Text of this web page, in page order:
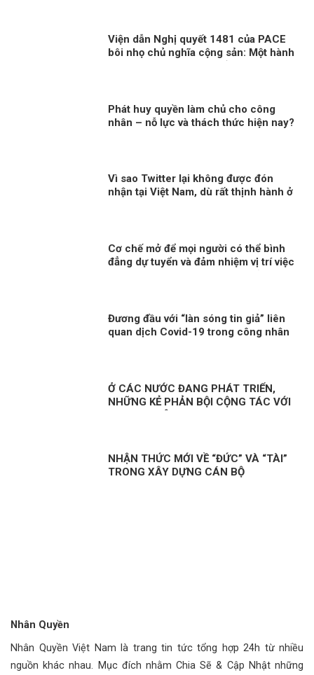
Viện dẫn Nghị quyết 1481 của PACE
bôi nhọ chủ nghĩa cộng sản: Một hành
Phát huy quyền làm chủ cho công
nhân – nỗ lực và thách thức hiện nay?
Vì sao Twitter lại không được đón
nhận tại Việt Nam, dù rất thịnh hành ở
Cơ chế mở để mọi người có thể bình
đẳng dự tuyển và đảm nhiệm vị trí việc
Đương đầu với “làn sóng tin giả” liên
quan dịch Covid-19 trong công nhân
Ở CÁC NƯỚC ĐANG PHÁT TRIỂN,
NHỮNG KẺ PHẢN BỘI CỘNG TÁC VỚI
NHẬN THỨC MỚI VỀ “ĐỨC” VÀ “TÀI”
TRONG XÂY DỰNG CÁN BỘ
Nhân Quyền
Nhân Quyền Việt Nam là trang tin tức tổng hợp 24h từ nhiều
nguồn khác nhau. Mục đích nhằm Chia Sẽ & Cập Nhật những